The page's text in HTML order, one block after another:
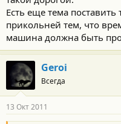
Есть еще тема
прикольней тем, что
машина должна быть
Geroi
Всегда
13 Окт 2011